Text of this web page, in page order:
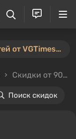
⚡️ Конкурс пользовательских статей от VGTimes продлён — участвуйте тут ⚡️
Скидки от 90%
Поиск скидок